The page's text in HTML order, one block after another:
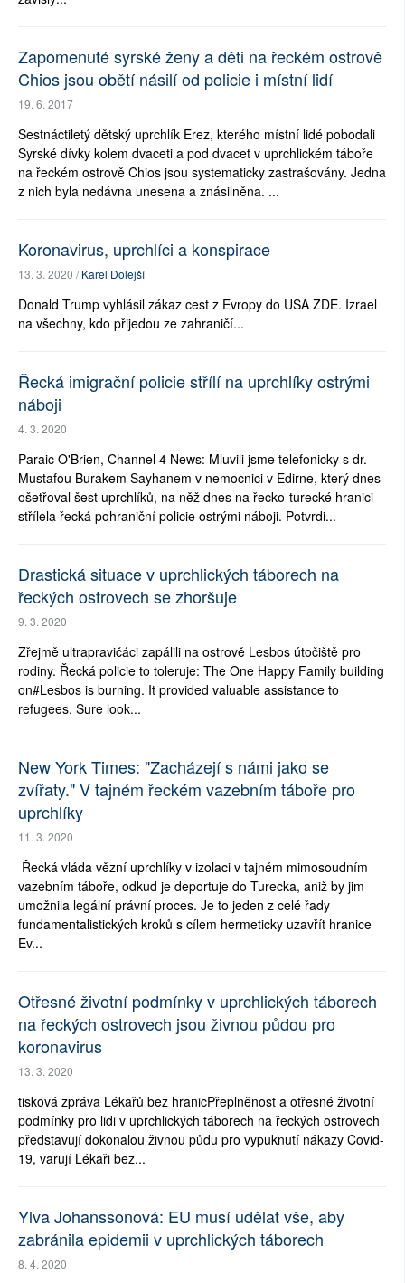
Zapomenuté syrské ženy a děti na řeckém ostrově
Chios jsou obětí násilí od policie i místní lidí
19. 6. 2017
Šestnáctiletý dětský uprchlík Erez, kterého místní lidé pobodali
Syrské dívky kolem dvaceti a pod dvacet v uprchlickém táboře
na řeckém ostrově Chios jsou systematicky zastrašovány. Jedna
z nich byla nedávna unesena a znásilněna. ...
Koronavirus, uprchlíci a konspirace
13. 3. 2020 /Karel Dolejší
Donald Trump vyhlásil zákaz cest z Evropy do USA ZDE. Izrael
na všechny, kdo přijedou ze zahraničí...
Řecká imigrační policie střílí na uprchlíky ostrými
náboji
4. 3. 2020
Paraic O'Brien, Channel 4 News: Mluvili jsme telefonicky s dr.
Mustafou Burakem Sayhanem v nemocnici v Edirne, který dnes
ošetřoval šest uprchlíků, na něž dnes na řecko-turecké hranici
střílela řecká pohraniční policie ostrými náboji. Potvrdi...
Drastická situace v uprchlických táborech na
řeckých ostrovech se zhoršuje
9. 3. 2020
Zřejmě ultrapravičáci zapálili na ostrově Lesbos útočiště pro
rodiny. Řecká policie to toleruje: The One Happy Family building
on#Lesbos is burning. It provided valuable assistance to
refugees. Sure look...
New York Times: "Zacházejí s námi jako se
zvířaty." V tajném řeckém vazebním táboře pro
uprchlíky
11. 3. 2020
Řecká vláda vězní uprchlíky v izolaci v tajném mimosoudním
vazebním táboře, odkud je deportuje do Turecka, aniž by jim
umožnila legální právní proces. Je to jeden z celé řady
fundamentalistických kroků s cílem hermeticky uzavřít hranice
Ev...
Otřesné životní podmínky v uprchlických táborech
na řeckých ostrovech jsou živnou půdou pro
koronavirus
13. 3. 2020
tisková zpráva Lékařů bez hranicPřeplněnost a otřesné životní
podmínky pro lidi v uprchlických táborech na řeckých ostrovech
představují dokonalou živnou půdu pro vypuknutí nákazy Covid-
19, varují Lékaři bez...
Ylva Johanssonová: EU musí udělat vše, aby
zabránila epidemii v uprchlických táborech
8. 4. 2020